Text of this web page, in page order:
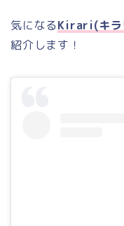
気になるKirari(キラ
紹介します！